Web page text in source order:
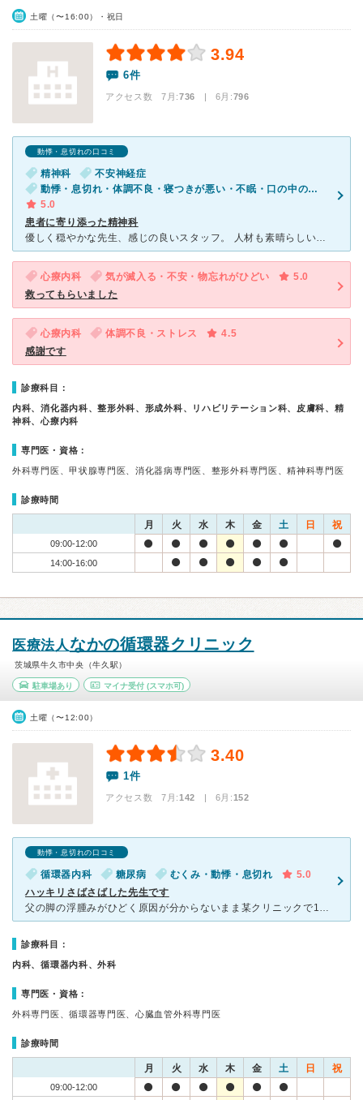
土曜（〜16:00）・祝日
3.94
6件
アクセス数 7月:736 | 6月:796
動悸・息切れの口コミ
精神科
不安神経症
動悸・息切れ・体調不良・寝つきが悪い・不眠・口の中の荒れ・気が滅入る・不安
5.0
患者に寄り添った精神科
優しく穏やかな先生、感じの良いスタッフ。 人材も素晴らしいのですが、待合室に院長先生の拘りを感じました。 椅子は三種類あります。クッションつきラタン、クッションなしラタン、ソファ。 そのどれもが
心療内科 気が滅入る・不安・物忘れがひどい
5.0
救ってもらいました
心療内科 体調不良・ストレス
4.5
感謝です
診療科目：
内科、消化器内科、整形外科、形成外科、リハビリテーション科、皮膚科、精
神科、心療内科
専門医・資格：
外科専門医、甲状腺専門医、消化器病専門医、整形外科専門医、精神科専門医
診療時間
月 火 水 木 金 土 日 祝
09:00-12:00
14:00-16:00
医療法人なかの循環器クリニック
茨城県牛久市中央（牛久駅）
駐車場あり マイナ受付(スマホ可)
土曜（〜12:00）
3.40
1件
アクセス数 7月:142 | 6月:152
動悸・息切れの口コミ
循環器内科 糖尿病 むくみ・動悸・息切れ
5.0
ハッキリさばさばした先生です
父の脚の浮腫みがひどく原因が分からないまま某クリニックで1年半が過ぎて不安になり、こちらへ紹介状を持参してかかりました。 結果、浮腫みは糖尿病からで、軽いと言われた心不全も進み貧血に低栄養、全体的に
診療科目：
内科、循環器内科、外科
専門医・資格：
外科専門医、循環器専門医、心臓血管外科専門医
診療時間
月 火 水 木 金 土 日 祝
09:00-12:00